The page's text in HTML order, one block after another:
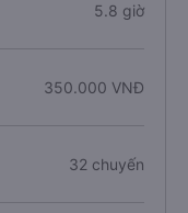
5.8 giờ
350.000 VNĐ
32 chuyến